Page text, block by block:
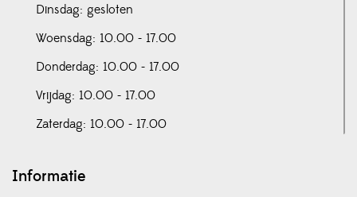
Dinsdag: gesloten
Woensdag: 10.00 - 17.00
Donderdag: 10.00 - 17.00
Vrijdag: 10.00 - 17.00
Zaterdag: 10.00 - 17.00
Informatie